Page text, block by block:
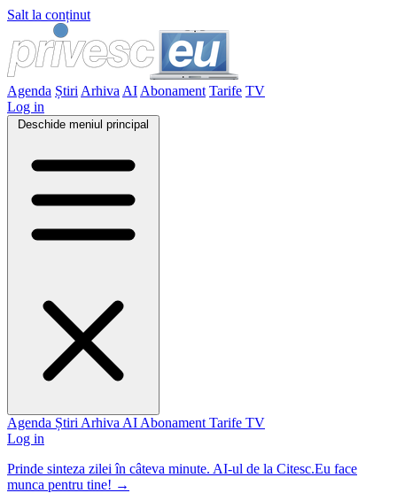
Salt la conținut
Agenda Știri Arhiva AI Abonament Tarife TV
Log in
Deschide meniul principal
Agenda Știri Arhiva AI Abonament Tarife TV
Log in
Prinde sinteza zilei în câteva minute. AI-ul de la Citesc.Eu face
munca pentru tine! →